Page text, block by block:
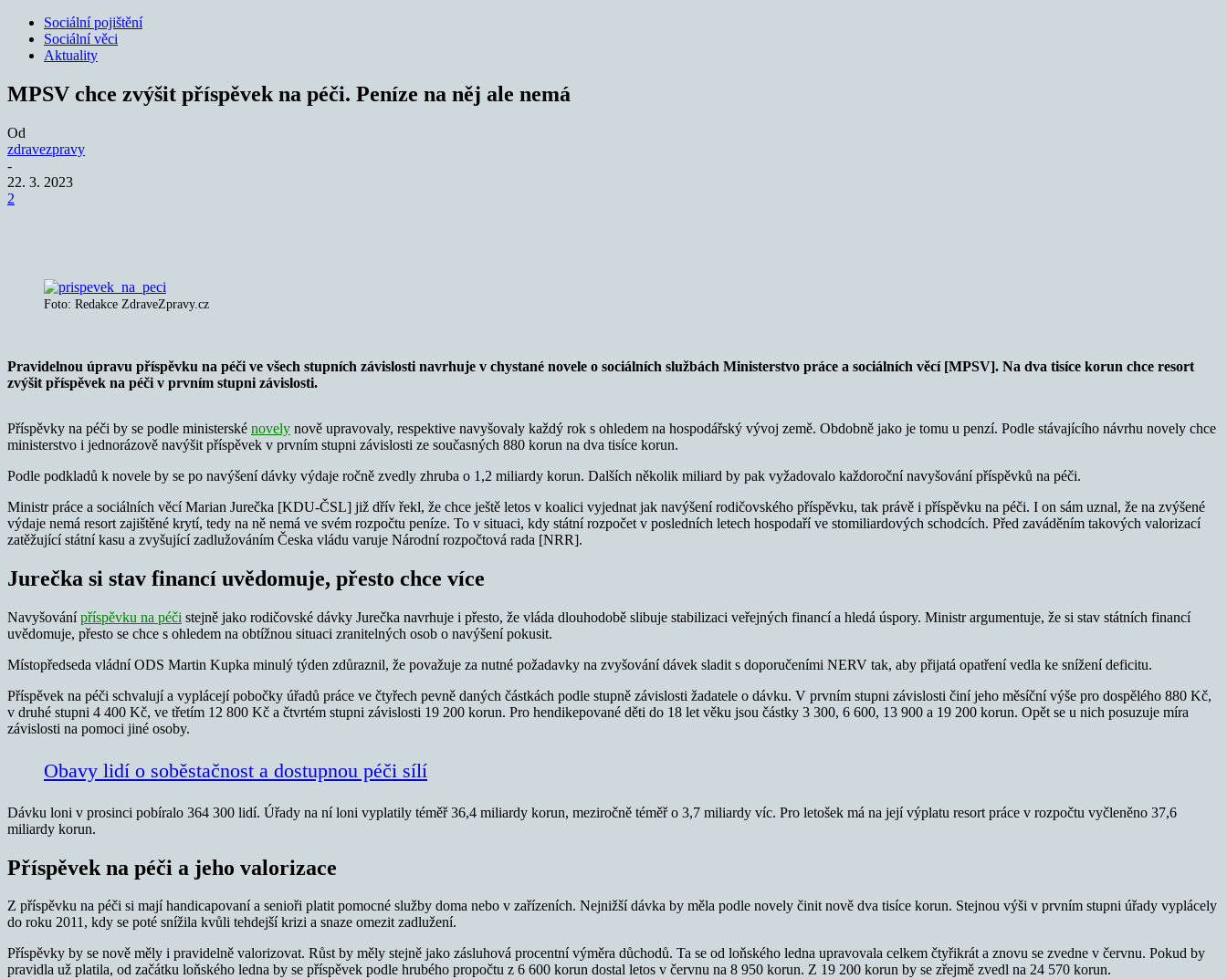
Sociální pojištění
Sociální věci
Aktuality
MPSV chce zvýšit příspěvek na péči. Peníze na něj ale nemá
Od
zdravezpravy
-
22. 3. 2023
2
Foto: Redakce ZdraveZpravy.cz
Pravidelnou úpravu příspěvku na péči ve všech stupních závislosti navrhuje v chystané novele o sociálních službách Ministerstvo práce a sociálních věcí [MPSV]. Na dva tisíce korun chce resort
zvýšit příspěvek na péči v prvním stupni závislosti.
Příspěvky na péči by se podle ministerské novely nově upravovaly, respektive navyšovaly každý rok s ohledem na hospodářský vývoj země. Obdobně jako je tomu u penzí. Podle stávajícího návrhu novely chce
ministerstvo i jednorázově navýšit příspěvek v prvním stupni závislosti ze současných 880 korun na dva tisíce korun.
Podle podkladů k novele by se po navýšení dávky výdaje ročně zvedly zhruba o 1,2 miliardy korun. Dalších několik miliard by pak vyžadovalo každoroční navyšování příspěvků na péči.
Ministr práce a sociálních věcí Marian Jurečka [KDU-ČSL] již dřív řekl, že chce ještě letos v koalici vyjednat jak navýšení rodičovského příspěvku, tak právě i příspěvku na péči. I on sám uznal, že na zvýšené
výdaje nemá resort zajištěné krytí, tedy na ně nemá ve svém rozpočtu peníze. To v situaci, kdy státní rozpočet v posledních letech hospodaří ve stomiliardových schodcích. Před zaváděním takových valorizací
zatěžující státní kasu a zvyšující zadlužováním Česka vládu varuje Národní rozpočtová rada [NRR].
Jurečka si stav financí uvědomuje, přesto chce více
Navyšovánípříspěvku na péči stejně jako rodičovské dávky Jurečka navrhuje i přesto, že vláda dlouhodobě slibuje stabilizaci veřejných financí a hledá úspory. Ministr argumentuje, že si stav státních financí
uvědomuje, přesto se chce s ohledem na obtížnou situaci zranitelných osob o navýšení pokusit.
Místopředseda vládní ODS Martin Kupka minulý týden zdůraznil, že považuje za nutné požadavky na zvyšování dávek sladit s doporučeními NERV tak, aby přijatá opatření vedla ke snížení deficitu.
Příspěvek na péči schvalují a vyplácejí pobočky úřadů práce ve čtyřech pevně daných částkách podle stupně závislosti žadatele o dávku. V prvním stupni závislosti činí jeho měsíční výše pro dospělého 880 Kč,
v druhé stupni 4 400 Kč, ve třetím 12 800 Kč a čtvrtém stupni závislosti 19 200 korun. Pro hendikepované děti do 18 let věku jsou částky 3 300, 6 600, 13 900 a 19 200 korun. Opět se u nich posuzuje míra
závislosti na pomoci jiné osoby.
Obavy lidí o soběstačnost a dostupnou péči sílí
Dávku loni v prosinci pobíralo 364 300 lidí. Úřady na ní loni vyplatily téměř 36,4 miliardy korun, meziročně téměř o 3,7 miliardy víc. Pro letošek má na její výplatu resort práce v rozpočtu vyčleněno 37,6
miliardy korun.
Příspěvek na péči a jeho valorizace
Z příspěvku na péči si mají handicapovaní a senioři platit pomocné služby doma nebo v zařízeních. Nejnižší dávka by měla podle novely činit nově dva tisíce korun. Stejnou výši v prvním stupni úřady vyplácely
do roku 2011, kdy se poté snížila kvůli tehdejší krizi a snaze omezit zadlužení.
Příspěvky by se nově měly i pravidelně valorizovat. Růst by měly stejně jako zásluhová procentní výměra důchodů. Ta se od loňského ledna upravovala celkem čtyřikrát a znovu se zvedne v červnu. Pokud by
pravidla už platila, od začátku loňského ledna by se příspěvek podle hrubého propočtu z 6 600 korun dostal letos v červnu na 8 950 korun. Z 19 200 korun by se zřejmě zvedl na 24 570 korun.